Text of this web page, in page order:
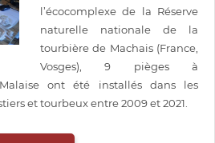
l’écocomplexe de la Réserve
naturelle nationale de la
tourbière de Machais (France,
Vosges), 9 pièges à
ont été installés dans les
et tourbeux entre 2009 et 2021.